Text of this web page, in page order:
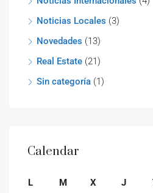
Noticias Locales (3)
Novedades (13)
Real Estate (21)
Sin categoría (1)
Calendar
L M X J